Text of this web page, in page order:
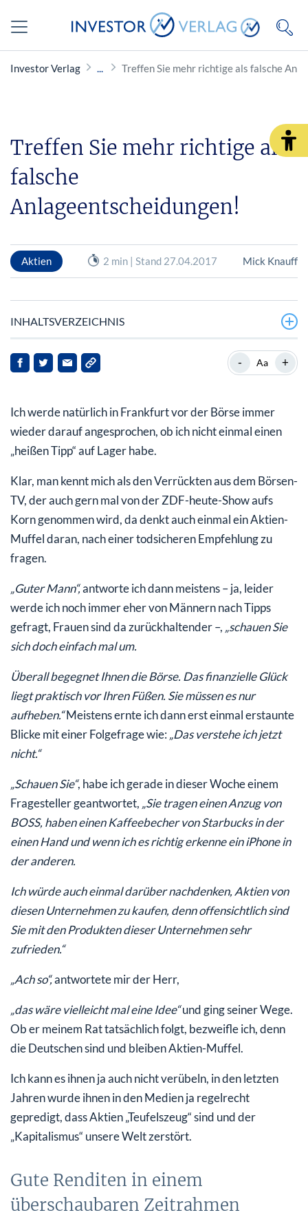
Investor Verlag Treffen Sie mehr richtige als falsche
Treffen Sie mehr richtige als
falsche
Anlageentscheidungen!
Aktien 2 min | Stand 27.04.2017 Mick Knauff
INHALTSVERZEICHNIS
Gute Renditen in einem überschaubaren Zeitrahmen
- Aa +
Ich werde natürlich in Frankfurt vor der Börse immer
wieder darauf angesprochen, ob ich nicht einmal einen
„heißen Tipp“ auf Lager habe.
Klar, man kennt mich als den Verrückten aus dem Börsen-
TV, der auch gern mal von der ZDF-heute-Show aufs
Korn genommen wird, da denkt auch einmal ein Aktien-
Muffel daran, nach einer todsicheren Empfehlung zu
fragen.
„Guter Mann“,antworte ich dann meistens – ja, leider
werde ich noch immer eher von Männern nach Tipps
gefragt, Frauen sind da zurückhaltender –, „schauen Sie
sich doch einfach mal um.
Überall begegnet Ihnen die Börse. Das finanzielle Glück
liegt praktisch vor Ihren Füßen. Sie müssen es nur
aufheben.“Meistens ernte ich dann erst einmal erstaunte
Blicke mit einer Folgefrage wie: „Das verstehe ich jetzt
nicht.“
„Schauen Sie“, habe ich gerade in dieser Woche einem
Fragesteller geantwortet, „Sie tragen einen Anzug von
BOSS, haben einen Kaffeebecher von Starbucks in der
einen Hand und wenn ich es richtig erkenne ein iPhone in
der anderen.
Ich würde auch einmal darüber nachdenken, Aktien von
diesen Unternehmen zu kaufen, denn offensichtlich sind
Sie mit den Produkten dieser Unternehmen sehr
zufrieden.“
„Ach so“,antwortete mir der Herr,
„das wäre vielleicht mal eine Idee“und ging seiner Wege.
Ob er meinem Rat tatsächlich folgt, bezweifle ich, denn
die Deutschen sind und bleiben Aktien-Muffel.
Ich kann es ihnen ja auch nicht verübeln, in den letzten
Jahren wurde ihnen in den Medien ja regelrecht
gepredigt, dass Aktien „Teufelszeug“ sind und der
„Kapitalismus“ unsere Welt zerstört.
Gute Renditen in einem
überschaubaren Zeitrahmen